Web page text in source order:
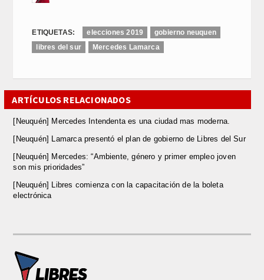
ETIQUETAS: elecciones 2019
gobierno neuquen
libres del sur
Mercedes Lamarca
ARTÍCULOS RELACIONADOS
[Neuquén] Mercedes Intendenta es una ciudad mas moderna.
[Neuquén] Lamarca presentó el plan de gobierno de Libres del Sur
[Neuquén] Mercedes: “Ambiente, género y primer empleo joven
son mis prioridades”
[Neuquén] Libres comienza con la capacitación de la boleta
electrónica